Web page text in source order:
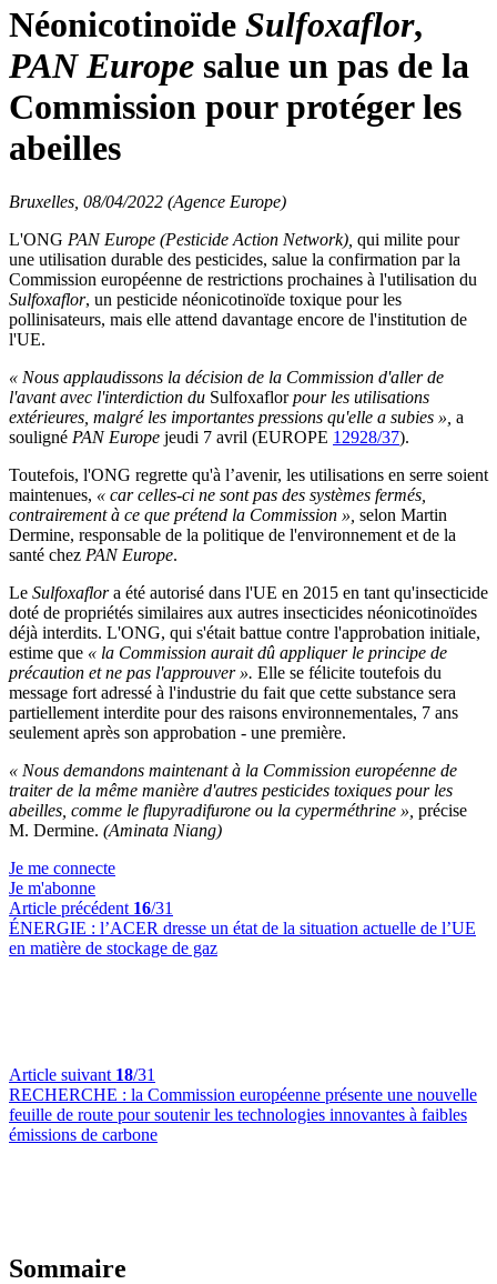
Néonicotinoïde Sulfoxaflor,
PAN Europe salue un pas de la
Commission pour protéger les
abeilles
Bruxelles, 08/04/2022 (Agence Europe)
L'ONG PAN Europe (Pesticide Action Network), qui milite pour
une utilisation durable des pesticides, salue la confirmation par la
Commission européenne de restrictions prochaines à l'utilisation du
Sulfoxaflor, un pesticide néonicotinoïde toxique pour les
pollinisateurs, mais elle attend davantage encore de l'institution de
l'UE.
« Nous applaudissons la décision de la Commission d'aller de
l'avant avec l'interdiction du Sulfoxaflorpour les utilisations
extérieures, malgré les importantes pressions qu'elle a subies », a
souligné PAN Europe jeudi 7 avril (EUROPE 12928/37).
Toutefois, l'ONG regrette qu'à l’avenir, les utilisations en serre soient
maintenues, « car celles-ci ne sont pas des systèmes fermés,
contrairement à ce que prétend la Commission », selon Martin
Dermine, responsable de la politique de l'environnement et de la
santé chez PAN Europe.
Le Sulfoxaflora été autorisé dans l'UE en 2015 en tant qu'insecticide
doté de propriétés similaires aux autres insecticides néonicotinoïdes
déjà interdits. L'ONG, qui s'était battue contre l'approbation initiale,
estime que « la Commission aurait dû appliquer le principe de
précaution et ne pas l'approuver ». Elle se félicite toutefois du
message fort adressé à l'industrie du fait que cette substance sera
partiellement interdite pour des raisons environnementales, 7 ans
seulement après son approbation - une première.
« Nous demandons maintenant à la Commission européenne de
traiter de la même manière d'autres pesticides toxiques pour les
abeilles, comme le flupyradifurone ou la cyperméthrine », précise
M. Dermine. (Aminata Niang)
Je me connecte
Je m'abonne
Article précédent 16/31
ÉNERGIE : l’ACER dresse un état de la situation actuelle de l’UE
en matière de stockage de gaz
Article suivant 18/31
RECHERCHE : la Commission européenne présente une nouvelle
feuille de route pour soutenir les technologies innovantes à faibles
émissions de carbone
Sommaire